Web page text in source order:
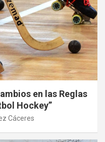
en las Reglas
Hockey”
Cáceres